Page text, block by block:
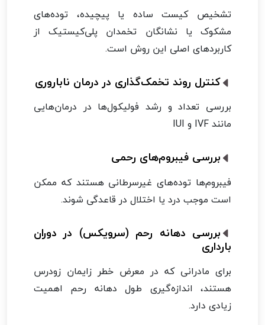
تشخیص کیست ساده یا پیچیده، توده‌های
مشکوک یا نشانگان تخمدان پلی‌کیستیک از
کاربردهای اصلی این روش است.
کنترل روند تخمک‌گذاری در درمان ناباروری
بررسی تعداد و رشد فولیکول‌ها در درمان‌هایی
مانند IVF و IUI
بررسی فیبروم‌های رحمی
فیبروم‌ها توده‌های غیرسرطانی هستند که ممکن
است موجب درد یا اختلال در قاعدگی شوند.
بررسی دهانه رحم (سرویکس) در دوران
بارداری
برای مادرانی که در معرض خطر زایمان زودرس
هستند، اندازه‌گیری طول دهانه رحم اهمیت
زیادی دارد.